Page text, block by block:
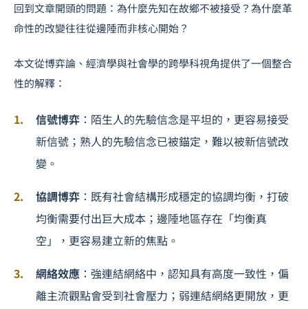
回到文章開頭的問題：為什麼先知在故鄉不被接受？為什麼革
命性的改變往往從邊陲而非核心開始？
本文從博弈論、經濟學與社會學的跨學科視角提供了一個整合
性的解釋：
信號博弈 ：陌生人的先驗信念是平坦的，更容易接受
新信號；熟人的先驗信念已被錨定，難以被新信號改
變。
協調博弈 ：既有社會結構形成穩定的協調均衡，打破
均衡需要付出巨大成本；邊陲地區存在「均衡真
空」，更容易建立新的焦點。
網絡效應 ：強連結網絡中，認知具有高度一致性，偏
離主流觀點會受到社會壓力；弱連結網絡更開放，更